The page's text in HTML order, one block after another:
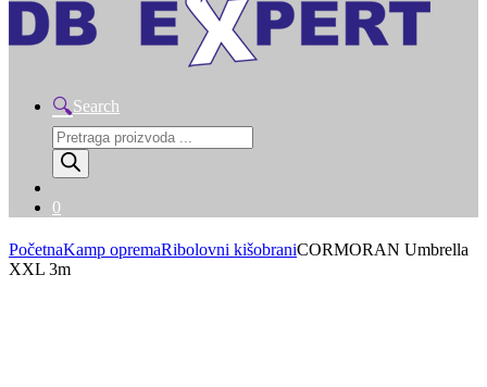
Search
Products
search
0
PočetnaKamp opremaRibolovni kišobraniCORMORAN Umbrella
XXL 3m